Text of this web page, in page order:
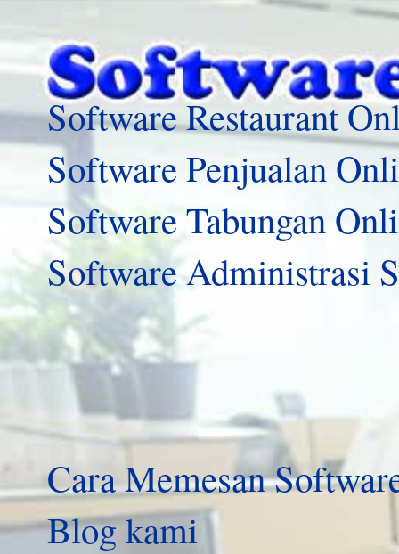
Software Restaurant
Software Penjualan
Software Tabungan
Software Administrasi
Cara Memesan
Blog kami